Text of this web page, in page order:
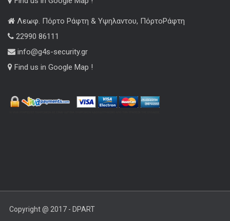
Λεωφ. Πόρτο Ράφτη & Υψηλαντου, ΠόρτοΡάφτη
22990 86111
info@g4s-security.gr
Find us in Google Map !
Copyright @ 2017 - DPART